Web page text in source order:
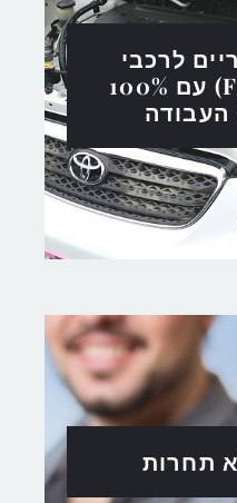
לרכבי
פרארי (Ferrari) עם 100%
העבודה
תחרות